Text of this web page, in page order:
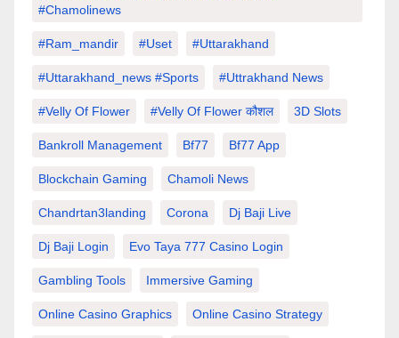
#chamolinews
#Ram_mandir #uset #uttarakhand
#Uttarakhand_news #sports #Uttrakhand News
#velly Of Flower #velly Of Flower कौशल 3D Slots
Bankroll Management Bf77 Bf77 App
Blockchain Gaming Chamoli News
Chandrtan3landing Corona Dj Baji Live
Dj Baji Login Evo Taya 777 Casino Login
Gambling Tools Immersive Gaming
Online Casino Graphics Online Casino Strategy